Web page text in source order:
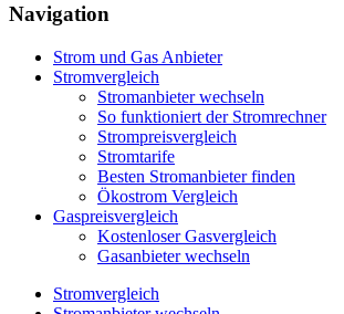
Navigation
Strom und Gas Anbieter
Stromvergleich
Stromanbieter wechseln
So funktioniert der Stromrechner
Strompreisvergleich
Stromtarife
Besten Stromanbieter finden
Ökostrom Vergleich
Gaspreisvergleich
Kostenloser Gasvergleich
Gasanbieter wechseln
Stromvergleich